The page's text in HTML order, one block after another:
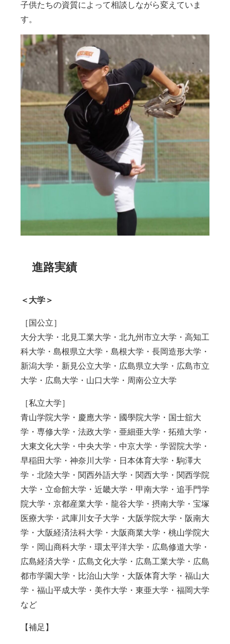
子供たちの資質によって相談しながら変えていま
す。
進路実績
＜大学＞
［国公立］
大分大学・北見工業大学・北九州市立大学・高知工
科大学・島根県立大学・島根大学・長岡造形大学・
新潟大学・新見公立大学・広島県立大学・広島市立
大学・広島大学・山口大学・周南公立大学
［私立大学］
青山学院大学・慶應大学・國學院大学・国士舘大
学・専修大学・法政大学・亜細亜大学・拓殖大学・
大東文化大学・中央大学・中京大学・学習院大学・
早稲田大学・神奈川大学・日本体育大学・駒澤大
学・北陸大学・関西外語大学・関西大学・関西学院
大学・立命館大学・近畿大学・甲南大学・追手門学
院大学・京都産業大学・龍谷大学・摂南大学・宝塚
医療大学・武庫川女子大学・大阪学院大学・阪南大
学・大阪経済法科大学・大阪商業大学・桃山学院大
学・岡山商科大学・環太平洋大学・広島修道大学・
広島経済大学・広島文化大学・広島工業大学・広島
都市学園大学・比治山大学・大阪体育大学・福山大
学・福山平成大学・美作大学・東亜大学・福岡大学
など
【補足】